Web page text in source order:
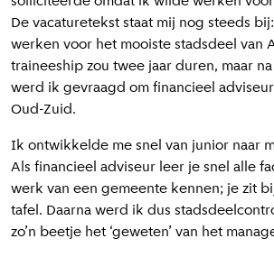
De vacaturetekst staat mij nog steeds
werken voor het mooiste stadsdeel van
traineeship zou twee jaar duren, maar
werd ik gevraagd om financieel
Oud-Zuid.
Ik ontwikkelde me snel van junior naar
Als financieel adviseur leer je snel alle
werk van een gemeente kennen; je zit
tafel. Daarna werd ik dus
zo’n beetje het ‘geweten’ van het